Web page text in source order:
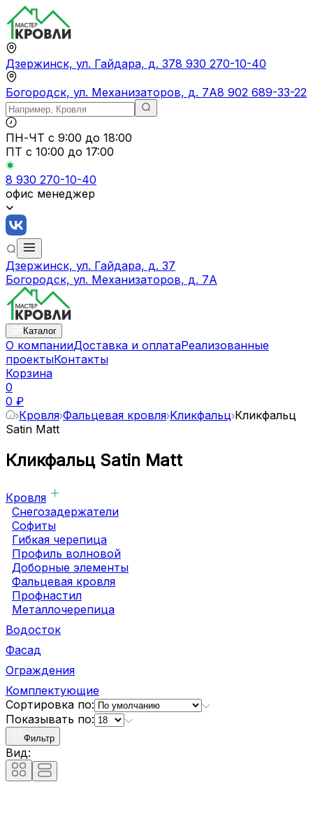
Дзержинск, ул. Гайдара, д. 378 930 270-10-40
Богородск, ул. Механизаторов, д. 7А8 902 689-33-22
ПН-ЧТ с 9:00 до 18:00
ПТ с 10:00 до 17:00
8 930 270-10-40
офис менеджер
Дзержинск, ул. Гайдара, д. 37
Богородск, ул. Механизаторов, д. 7А
Каталог
О компанииДоставка и оплатаРеализованные
проектыКонтакты
Корзина
0
0 ₽
Кровля Фальцевая кровля Kликфальц Кликфальц
Satin Matt
Кликфальц Satin Matt
Кровля
Снегозадержатели
Софиты
Гибкая черепица
Профиль волновой
Доборные элементы
Фальцевая кровля
Профнастил
Металлочерепица
Водосток
Фасад
Ограждения
Комплектующие
Сортировка по:
Показывать по:
Фильтр
Вид: